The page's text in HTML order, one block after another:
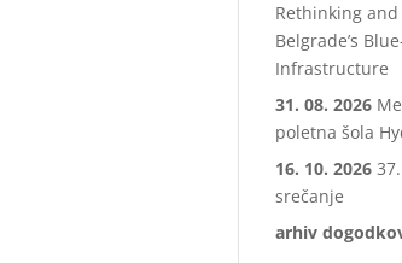
Rethinking
Belgrade’s
Infrastructure
31. 08. 2026
poletna šola
16. 10. 2026
srečanje
arhiv